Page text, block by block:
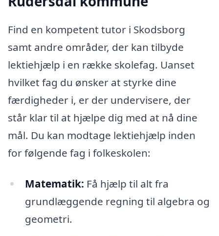
Find en kompetent tutor i Skodsborg
samt andre områder, der kan tilbyde
lektiehjælp i en række skolefag. Uanset
hvilket fag du ønsker at styrke dine
færdigheder i, er der undervisere, der
står klar til at hjælpe dig med at nå dine
mål. Du kan modtage lektiehjælp inden
for følgende fag i folkeskolen:
Matematik: Få hjælp til alt fra
grundlæggende regning til algebra og
geometri.